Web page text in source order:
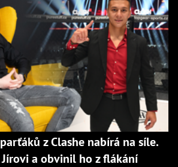
z Clashe nabírá na síle.
Jírovi a obvinil ho z flákání